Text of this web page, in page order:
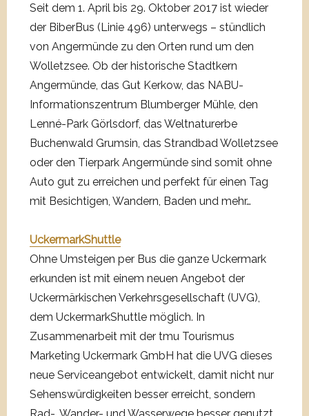
Seit dem 1. April bis 29. Oktober 2017 ist wieder
der BiberBus (Linie 496) unterwegs – stündlich
von Angermünde zu den Orten rund um den
Wolletzsee. Ob der historische Stadtkern
Angermünde, das Gut Kerkow, das NABU-
Informationszentrum Blumberger Mühle, den
Lenné-Park Görlsdorf, das Weltnaturerbe
Buchenwald Grumsin, das Strandbad Wolletzsee
oder den Tierpark Angermünde sind somit ohne
Auto gut zu erreichen und perfekt für einen Tag
mit Besichtigen, Wandern, Baden und mehr…
UckermarkShuttle
Ohne Umsteigen per Bus die ganze Uckermark
erkunden ist mit einem neuen Angebot der
Uckermärkischen Verkehrsgesellschaft (UVG),
dem UckermarkShuttle möglich. In
Zusammenarbeit mit der tmu Tourismus
Marketing Uckermark GmbH hat die UVG dieses
neue Serviceangebot entwickelt, damit nicht nur
Sehenswürdigkeiten besser erreicht, sondern
Rad-, Wander- und Wasserwege besser genutzt